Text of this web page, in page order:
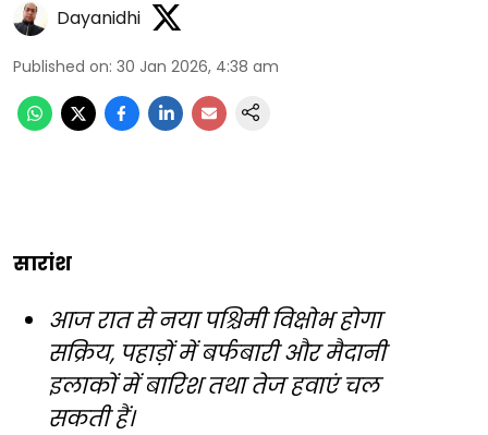
Dayanidhi
Published on: 30 Jan 2026, 4:38 am
सारांश
आज रात से नया पश्चिमी विक्षोभ होगा
सक्रिय, पहाड़ों में बर्फबारी और मैदानी
इलाकों में बारिश तथा तेज हवाएं चल
सकती हैं।